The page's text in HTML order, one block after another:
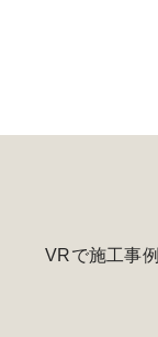
VRで施工事例